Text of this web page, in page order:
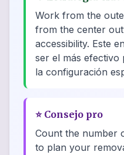
Work from the
from the center
accessibility. Este
ser el más efectivo
la configuración
⭐ Consejo pro
Count the number
to plan your